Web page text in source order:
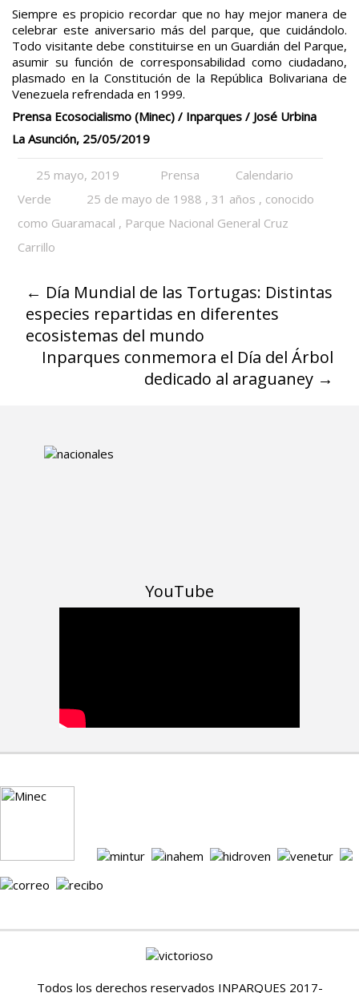
Siempre es propicio recordar que no hay mejor manera de
celebrar este aniversario más del parque, que cuidándolo.
Todo visitante debe constituirse en un Guardián del Parque,
asumir su función de corresponsabilidad como ciudadano,
plasmado en la Constitución de la República Bolivariana de
Venezuela refrendada en 1999.
Prensa Ecosocialismo (Minec) / Inparques / José Urbina
La Asunción, 25/05/2019
25 mayo, 2019 Prensa
Calendario
Verde
25 de mayo de 1988 ,31 años , conocido
como Guaramacal , Parque Nacional General Cruz
Carrillo
← Día Mundial de las Tortugas: Distintas
especies repartidas en diferentes
ecosistemas del mundo
Inparques conmemora el Día del Árbol
dedicado al araguaney →
YouTube
Todos los derechos reservados INPARQUES 2017-